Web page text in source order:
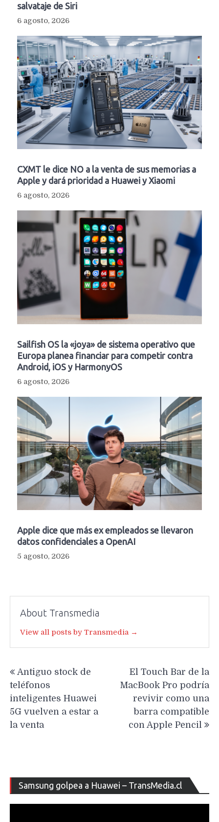
salvataje de Siri
6 agosto, 2026
CXMT le dice NO a la venta de sus memorias a
Apple y dará prioridad a Huawei y Xiaomi
6 agosto, 2026
Sailfish OS la «joya» de sistema operativo que
Europa planea financiar para competir contra
Android, iOS y HarmonyOS
6 agosto, 2026
Apple dice que más ex empleados se llevaron
datos confidenciales a OpenAI
5 agosto, 2026
About Transmedia
View all posts by Transmedia →
de
entradas
Antiguo stock de
teléfonos
inteligentes Huawei
5G vuelven a estar a
la venta
El Touch Bar de la
MacBook Pro podría
revivir como una
barra compatible
con Apple Pencil
Samsung golpea a Huawei – TransMedia.cl
de